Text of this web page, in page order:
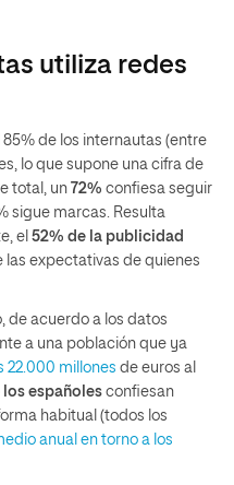
utiliza redes
de los internautas (entre
lo que supone una cifra de
total, un 72% confiesa seguir
sigue marcas. Resulta
el 52% de la publicidad
expectativas de quienes
de acuerdo a los datos
a una población que ya
22.000 millones de euros al
los españoles confiesan
habitual (todos los
anual en torno a los